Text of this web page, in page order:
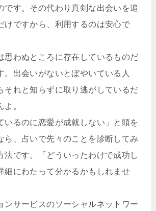
です。その代わり真剣な出会いを追
けですから、利用するのは安心で
思わぬところに存在しているものだ
。出会いがないとぼやいている人
それと知らずに取り逃がしているだ
。
いるのに恋愛が成就しない」と頭を
ら、占いで先々のことを診断してみ
法です。「どういったわけで成功し
細にわたって分かるかもしれませ
ンサービスのソーシャルネットワー